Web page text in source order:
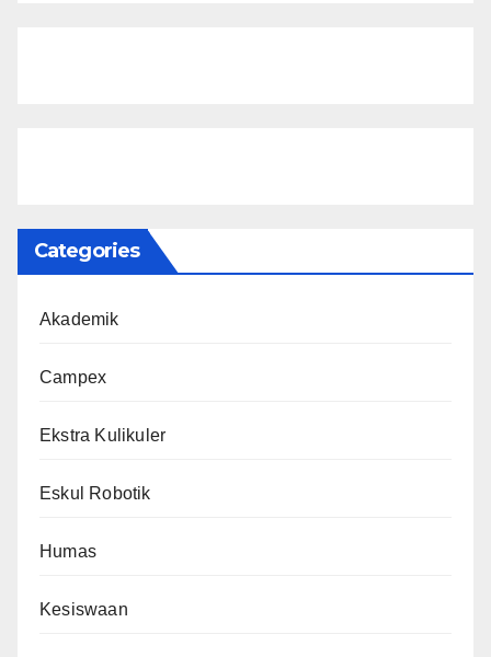
Categories
Akademik
Campex
Ekstra Kulikuler
Eskul Robotik
Humas
Kesiswaan